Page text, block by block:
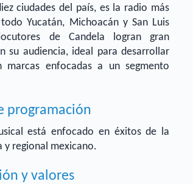
ciudades del país, es la radio más
Yucatán, Michoacán y San Luis
de Candela logran gran
su audiencia, ideal para desarrollar
marcas enfocadas a un segmento
programación
está enfocado en éxitos de la
y regional mexicano.
y valores